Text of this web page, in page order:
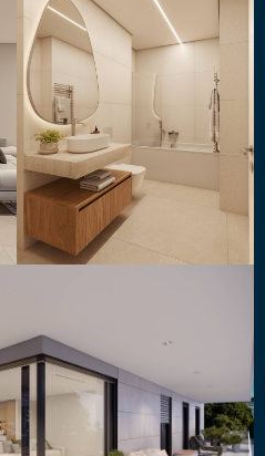
privative avec WC
vélo commun
Ascenseur, Stores
Panneaux